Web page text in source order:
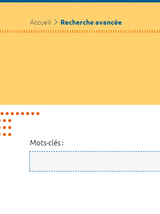
Accueil Recherche avancée
Mots-clés :